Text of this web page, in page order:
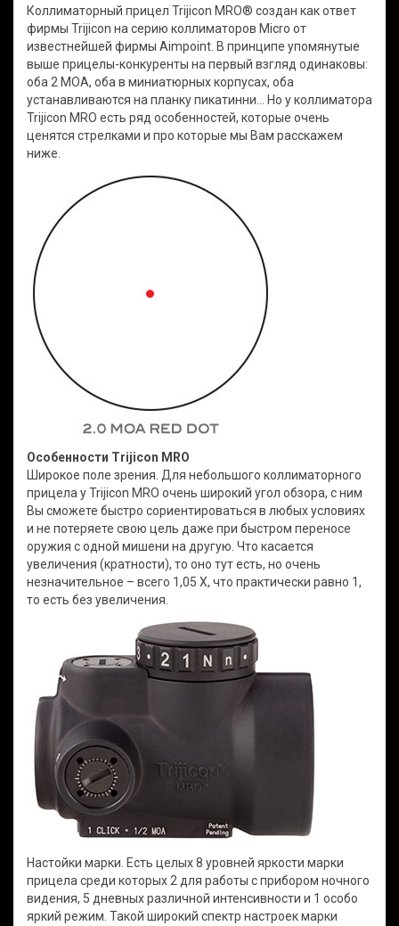
Коллиматорный прицел Trijicon MRO® создан как ответ
фирмы Trijicon на серию коллиматоров Micro от
известнейшей фирмы Aimpoint. В принципе упомянутые
выше прицелы-конкуренты на первый взгляд одинаковы:
оба 2 МОА, оба в миниатюрных корпусах, оба
устанавливаются на планку пикатинни… Но у коллиматора
Trijicon MRO есть ряд особенностей, которые очень
ценятся стрелками и про которые мы Вам расскажем
ниже.
Особенности Trijicon MRO
Широкое поле зрения. Для небольшого коллиматорного
прицела у Trijicon MRO очень широкий угол обзора, с ним
Вы сможете быстро сориентироваться в любых условиях
и не потеряете свою цель даже при быстром переносе
оружия с одной мишени на другую. Что касается
увеличения (кратности), то оно тут есть, но очень
незначительное – всего 1,05 Х, что практически равно 1,
то есть без увеличения.
Настойки марки. Есть целых 8 уровней яркости марки
прицела среди которых 2 для работы с прибором ночного
видения, 5 дневных различной интенсивности и 1 особо
яркий режим. Такой широкий спектр настроек марки